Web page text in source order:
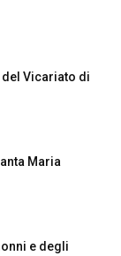
Vicariato di
Maria
e degli